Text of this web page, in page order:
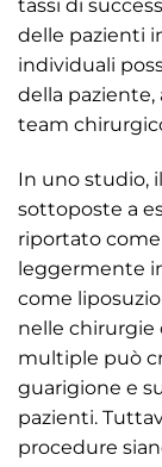
tassi di
delle pazienti
individuali
della paziente,
team
In uno studio,
sottoposte a
riportato come
leggermente
come
nelle chirurgie
multiple può
guarigione e
pazienti.
procedure